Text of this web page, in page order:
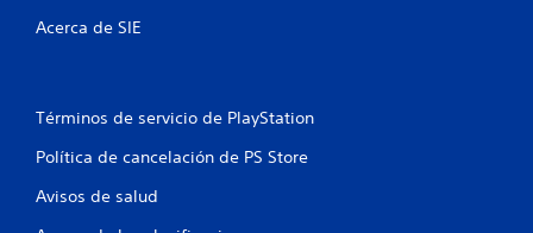
Acerca de SIE
Términos de servicio de PlayStation
Política de cancelación de PS Store
Avisos de salud